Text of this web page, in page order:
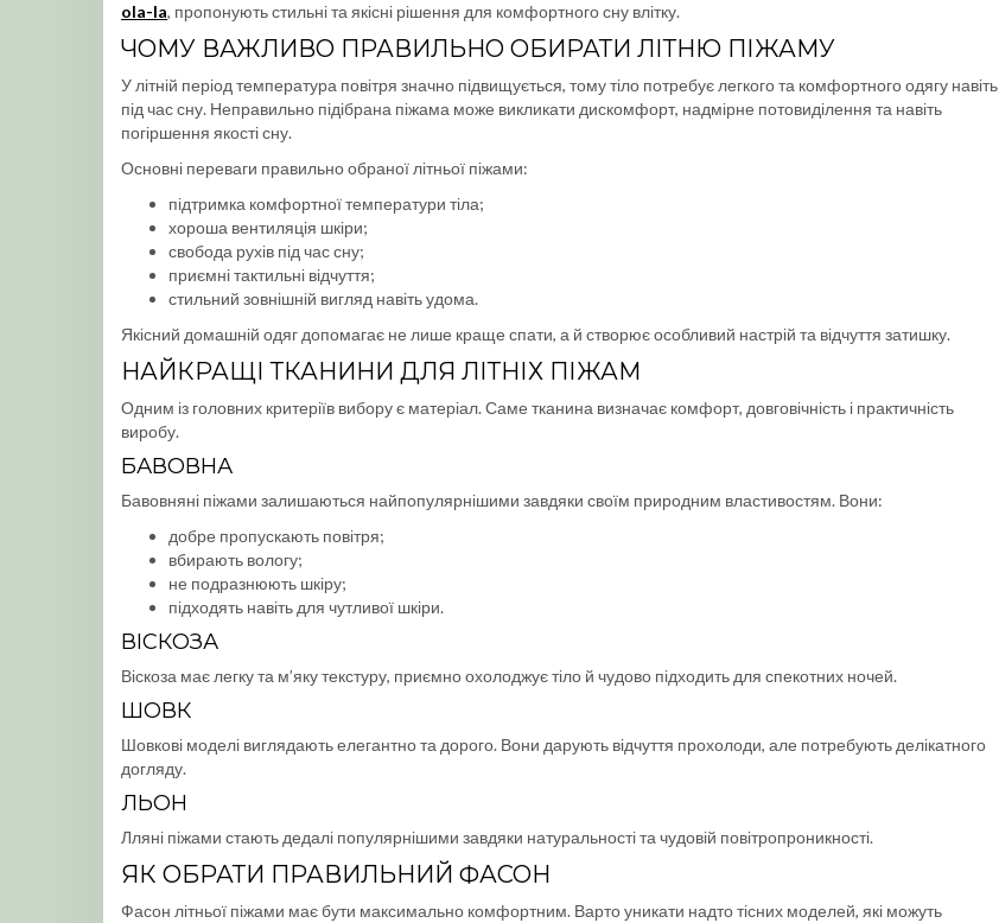
ola-la, пропонують стильні та якісні рішення для комфортного сну влітку.
ЧОМУ ВАЖЛИВО ПРАВИЛЬНО ОБИРАТИ ЛІТНЮ ПІЖАМУ
У літній період температура повітря значно підвищується, тому тіло потребує легкого та комфортного одягу навіть
під час сну. Неправильно підібрана піжама може викликати дискомфорт, надмірне потовиділення та навіть
погіршення якості сну.
Основні переваги правильно обраної літньої піжами:
підтримка комфортної температури тіла;
хороша вентиляція шкіри;
свобода рухів під час сну;
приємні тактильні відчуття;
стильний зовнішній вигляд навіть удома.
Якісний домашній одяг допомагає не лише краще спати, а й створює особливий настрій та відчуття затишку.
НАЙКРАЩІ ТКАНИНИ ДЛЯ ЛІТНІХ ПІЖАМ
Одним із головних критеріїв вибору є матеріал. Саме тканина визначає комфорт, довговічність і практичність
виробу.
БАВОВНА
Бавовняні піжами залишаються найпопулярнішими завдяки своїм природним властивостям. Вони:
добре пропускають повітря;
вбирають вологу;
не подразнюють шкіру;
підходять навіть для чутливої шкіри.
ВІСКОЗА
Віскоза має легку та м’яку текстуру, приємно охолоджує тіло й чудово підходить для спекотних ночей.
ШОВК
Шовкові моделі виглядають елегантно та дорого. Вони дарують відчуття прохолоди, але потребують делікатного
догляду.
ЛЬОН
Лляні піжами стають дедалі популярнішими завдяки натуральності та чудовій повітропроникності.
ЯК ОБРАТИ ПРАВИЛЬНИЙ ФАСОН
Фасон літньої піжами має бути максимально комфортним. Варто уникати надто тісних моделей, які можуть